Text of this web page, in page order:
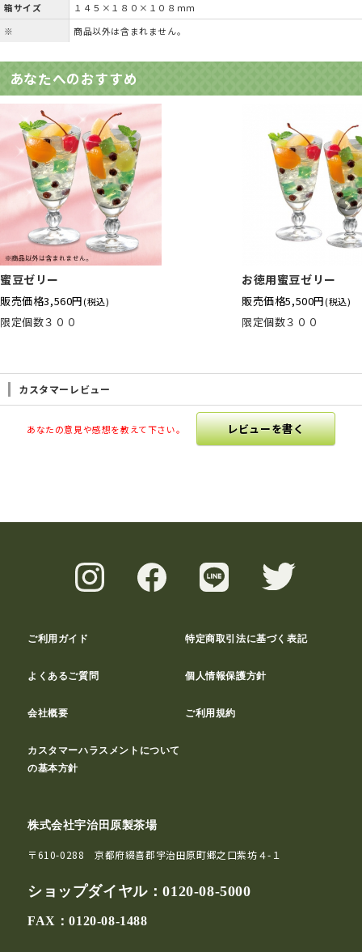
箱サイズ
１４５×１８０×１０８ｍｍ
※
商品以外は含まれません。
あなたへのおすすめ
蜜豆ゼリー
販売価格3,560円(税込)
限定個数３００
お徳用蜜豆ゼリー
販売価格5,500円(税込)
限定個数３００
カスタマーレビュー
あなたの意見や感想を教えて下さい。 レビューを書く
ご利用ガイド 特定商取引法に基づく表記
よくあるご質問 個人情報保護方針
会社概要 ご利用規約
カスタマーハラスメントについて
の基本方針
株式会社宇治田原製茶場
〒610-0288 京都府綴喜郡宇治田原町郷之口紫坊４-１
ショップダイヤル：0120-08-5000
FAX：0120-08-1488